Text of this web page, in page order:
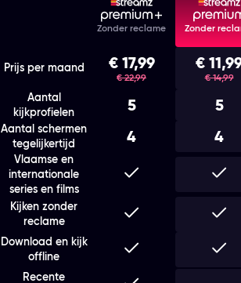
Kies het abonnement en de looptijd die
Zonder reclame Zonder
Prijs per maand € 17,99
was
€ 22,99
€ was
€ 14,99
Aantal
kijkprofielen
5 5
Aantal schermen
tegelijkertijd
4 4
Vlaamse en
internationale
series en films
Inbegrepen
Kijken zonder
reclame
Inbegrepen
Download en kijk
offline
Inbegrepen
Recente